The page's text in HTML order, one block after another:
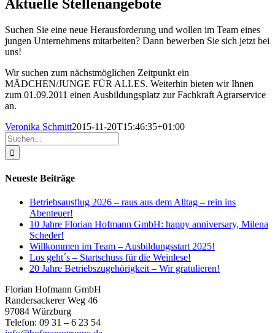
Aktuelle Stellenangebote
Suchen Sie eine neue Herausforderung und wollen im Team eines
jungen Unternehmens mitarbeiten? Dann bewerben Sie sich jetzt bei
uns!
Wir suchen zum nächstmöglichen Zeitpunkt ein
MÄDCHEN/JUNGE FÜR ALLES. Weiterhin bieten wir Ihnen
zum 01.09.2011 einen Ausbildungsplatz zur Fachkraft Agrarservice
an.
Veronika Schmitt2015-11-20T15:46:35+01:00
Suche
nach:
Neueste Beiträge
Betriebsausflug 2026 – raus aus dem Alltag – rein ins
Abenteuer!
10 Jahre Florian Hofmann GmbH: happy anniversary, Milena
Scheder!
Willkommen im Team – Ausbildungsstart 2025!
Los geht´s – Startschuss für die Weinlese!
20 Jahre Betriebszugehörigkeit – Wir gratulieren!
Florian Hofmann GmbH
Randersackerer Weg 46
97084 Würzburg
Telefon: 09 31 – 6 23 54